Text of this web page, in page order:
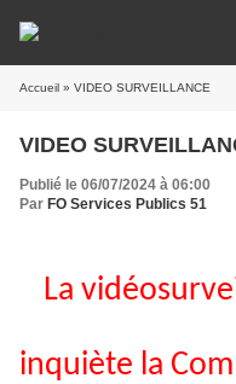
Accueil » VIDEO SURVEILLANCE
VIDEO
Publié le 06/07/2024 à 06:00
Par FO Services Publics 51
La
inquiète la